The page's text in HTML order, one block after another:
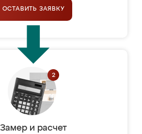
ОСТАВИТЬ ЗАЯВКУ
Замер и расчет